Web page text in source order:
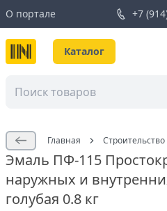
О портале +7
Каталог
Главная
Эмаль ПФ-115
наружных и
голубая 0.8 кг